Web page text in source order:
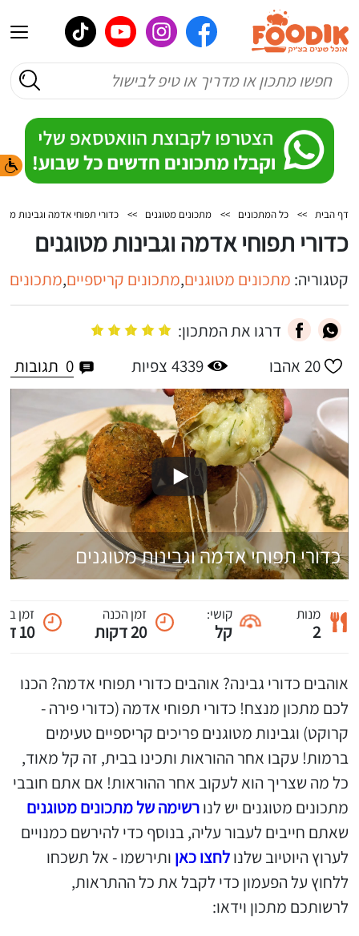
דף הבית >> כל המתכונים >> מתכונים מטוגנים >> כדורי תפוחי אדמה וגבינות
כדורי תפוחי אדמה וגבינות מטוגנים
קטגוריה: מתכונים מטוגנים,מתכונים קריספיים,מתכונים
דרגו את המתכון:
20 אהבו 4339 צפיות 0 תגובות
כדורי תפוחי אדמה וגבינות מטוגנים
מנות
2
קושי:
קל
זמן הכנה
20 דקות
זמן
10 דקות
אוהבים כדורי גבינה? אוהבים כדורי תפוחי אדמה? הכנו
לכם מתכון מנצח! כדורי תפוחי אדמה (כדורי פירה -
קרוקט) וגבינות מטוגנים פריכים קריספיים טעימים
ברמות! עקבו אחר ההוראות ותכינו בבית, זה קל מאוד,
כל מה שצריך הוא לעקוב אחר ההוראות! אם אתם חובבי
מתכונים מטוגנים יש לנורשימה של מתכונים מטוגנים
שאתם חייבים לעבור עליה, בנוסף כדי להירשם כמנויים
לערוץ היוטיוב שלנולחצו כאן ותירשמו - אל תשכחו
ללחוץ על הפעמון כדי לקבל את כל ההתראות,
לרשותכם מתכון וידאו: